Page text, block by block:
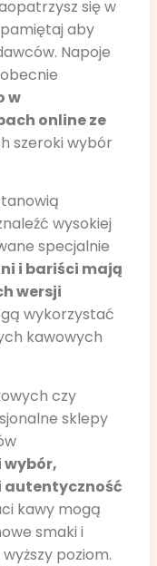
się w
aby
Napoje
w
online ze
szeroki wybór
wysokiej
specjalnie
i bariści mają
wersji
wykorzystać
kawowych
czy
sklepy
wybór,
autentyczność
kawy mogą
smaki i
poziom.